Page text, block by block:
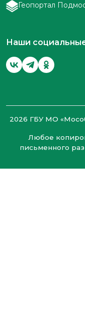
Геопортал
Наши
2026 ГБУ МО
Любое
письменного